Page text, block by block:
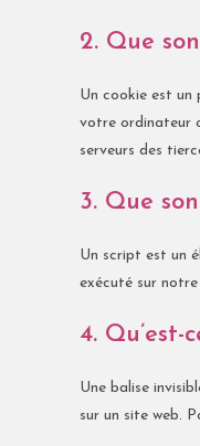
2. Que
Un cookie est un
votre ordinateur
serveurs des
3. Que
Un script est un
exécuté sur
4. Qu’est-
Une balise
sur un site web.